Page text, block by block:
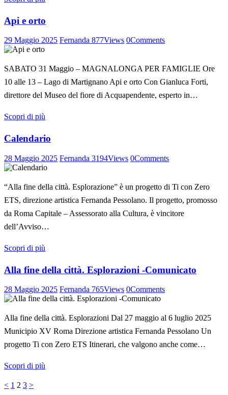
Api e orto
29 Maggio 2025 Fernanda 877Views 0Comments
SABATO 31 Maggio – MAGNALONGA PER FAMIGLIE Ore
10 alle 13 – Lago di Martignano Api e orto Con Gianluca Forti,
direttore del Museo del fiore di Acquapendente, esperto in…
Scopri di più
Calendario
28 Maggio 2025 Fernanda 3194Views 0Comments
“Alla fine della città. Esplorazione” è un progetto di Ti con Zero
ETS, direzione artistica Fernanda Pessolano. Il progetto, promosso
da Roma Capitale – Assessorato alla Cultura, è vincitore
dell’Avviso…
Scopri di più
Alla fine della città. Esplorazioni -Comunicato
28 Maggio 2025 Fernanda 765Views 0Comments
Alla fine della città. Esplorazioni Dal 27 maggio al 6 luglio 2025
Municipio XV Roma Direzione artistica Fernanda Pessolano Un
progetto Ti con Zero ETS Itinerari, che valgono anche come…
Scopri di più
Paginazione
< Pagina
1 Pagina
2 Pagina
3 >